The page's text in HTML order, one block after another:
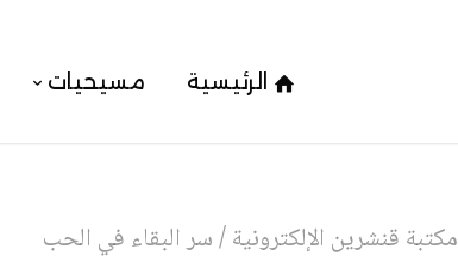
الرئيسية مسيحيات
مكتبة قنشرين الإلكترونية/سر البقاء في الحب